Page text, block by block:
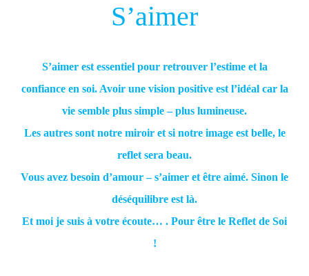
S’aimer
S’aimer est essentiel pour retrouver l’estime et la
confiance en soi. Avoir une vision positive est l’idéal car la
vie semble plus simple – plus lumineuse.
Les autres sont notre miroir et si notre image est belle, le
reflet sera beau.
Vous avez besoin d’amour – s’aimer et être aimé. Sinon le
déséquilibre est là.
Et moi je suis à votre écoute… . Pour être le Reflet de Soi
!